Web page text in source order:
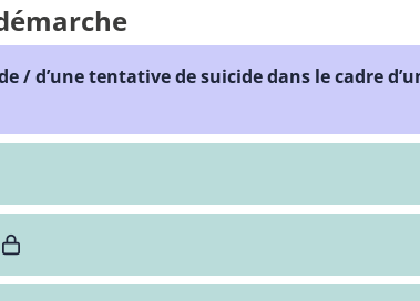
/ d’une tentative de suicide dans le cadre